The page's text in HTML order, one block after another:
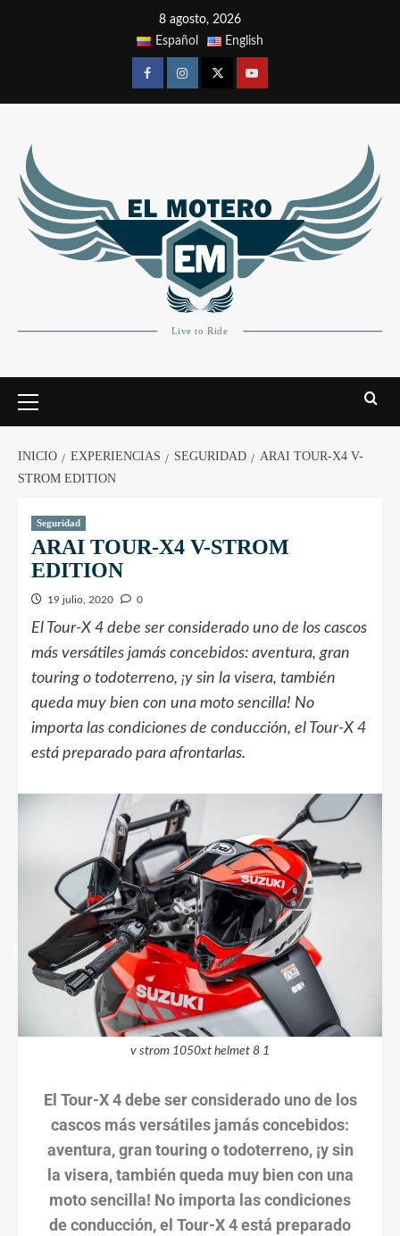
8 agosto, 2026
Español
English
INICIO EXPERIENCIAS SEGURIDAD
ARAI TOUR-X4 V-
STROM EDITION
Seguridad
ARAI TOUR-X4 V-STROM
EDITION
19 julio, 2020 0
El Tour-X 4 debe ser considerado uno de los cascos
más versátiles jamás concebidos: aventura, gran
touring o todoterreno, ¡y sin la visera, también
queda muy bien con una moto sencilla! No
importa las condiciones de conducción, el Tour-X 4
está preparado para afrontarlas.
v strom 1050xt helmet 8 1
El Tour-X 4 debe ser considerado uno de los
cascos más versátiles jamás concebidos:
aventura, gran touring o todoterreno, ¡y sin
la visera, también queda muy bien con una
moto sencilla! No importa las condiciones
de conducción, el Tour-X 4 está preparado